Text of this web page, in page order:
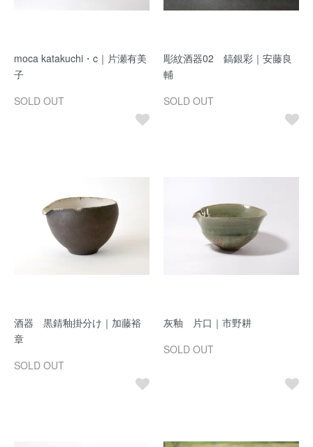
moca katakuchi・c｜片瀬有美
子
SOLD OUT
彫紋酒器02 鎬銀彩｜安藤良
輔
SOLD OUT
酒器 黒錆釉掛分け｜加藤裕
章
SOLD OUT
灰釉 片口｜市野耕
SOLD OUT